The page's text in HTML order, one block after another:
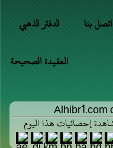
الدفتر الذهبي اتصل بنا
العقيدة الصحيحة
إحصائيات هذا اليوم